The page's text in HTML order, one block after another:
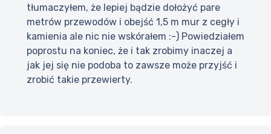
tłumaczyłem, że lepiej bądzie dołożyć pare
metrów przewodów i obejść 1,5 m mur z cegły i
kamienia ale nic nie wskórałem :-) Powiedziałem
poprostu na koniec, że i tak zrobimy inaczej a
jak jej się nie podoba to zawsze może przyjść i
zrobić takie przewierty.